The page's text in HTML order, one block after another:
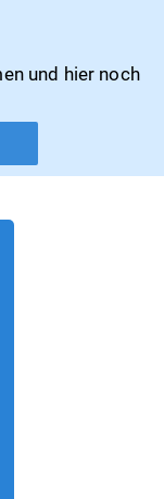
und hier noch